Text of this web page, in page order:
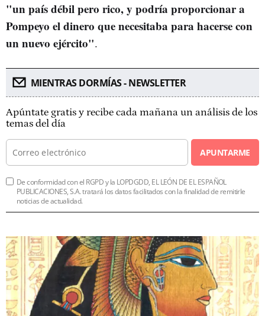
"un país débil pero rico, y podría proporcionar a
Pompeyo el dinero que necesitaba para hacerse con
un nuevo ejército".
MIENTRAS DORMÍAS - NEWSLETTER
Apúntate gratis y recibe cada mañana un análisis de los
temas del día
APUNTARME
De conformidad con el RGPD y la LOPDGDD, EL LEÓN DE EL ESPAÑOL
PUBLICACIONES, S.A. tratará los datos facilitados con la finalidad de remitirle
noticias de actualidad.